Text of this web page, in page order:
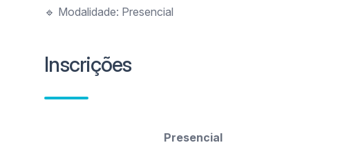
🔹 Modalidade: Presencial
Inscrições
Presencial